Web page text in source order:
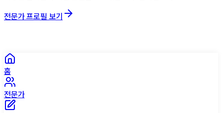
전문가 프로필 보기
홈
전문가